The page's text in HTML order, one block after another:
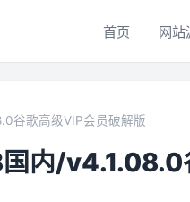
首页 网站
谷歌高级VIP会员破解版
内/v4.1.08.0